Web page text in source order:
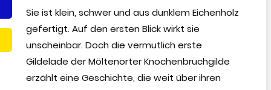
Sie ist klein, schwer und aus dunklem Eichenholz
gefertigt. Auf den ersten Blick wirkt sie
unscheinbar. Doch die vermutlich erste
Gildelade der Möltenorter Knochenbruchgilde
erzählt eine Geschichte, die weit über ihren